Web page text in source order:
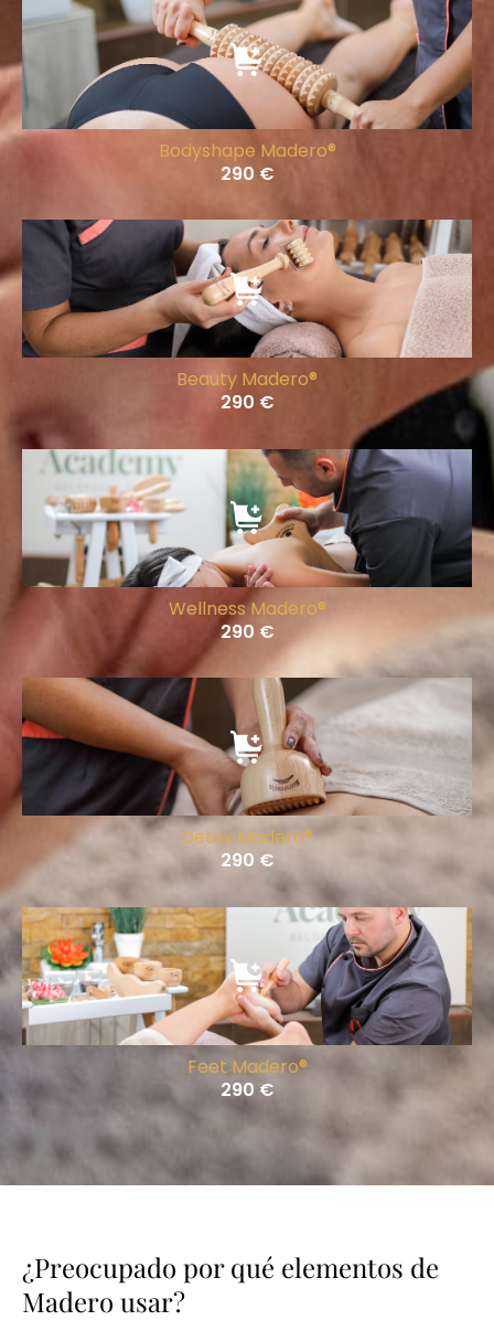
Bodyshape Madero®
290 €
Beauty Madero®
290 €
Wellness Madero®
290 €
Detox Madero®
290 €
Feet Madero®
290 €
¿Preocupado por qué elementos de
Madero usar?